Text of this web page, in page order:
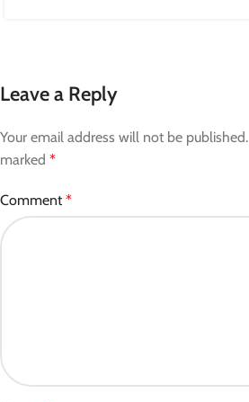
Leave a Reply
Your email address will not be published.
marked *
Comment*